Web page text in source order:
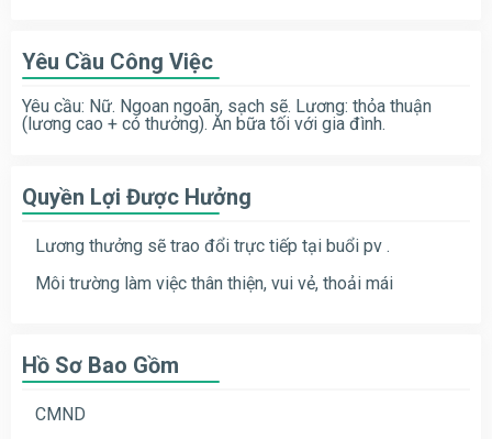
Yêu Cầu Công Việc
Yêu cầu: Nữ. Ngoan ngoãn, sạch sẽ. Lương: thỏa thuận
(lương cao + có thưởng). Ăn bữa tối với gia đình.
Quyền Lợi Được Hưởng
Lương thưởng sẽ trao đổi trực tiếp tại buổi pv .
Môi trường làm việc thân thiện, vui vẻ, thoải mái
Hồ Sơ Bao Gồm
CMND